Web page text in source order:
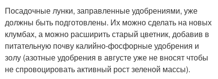
Посадочные лунки, заправленные удобрениями, уже
должны быть подготовлены. Их можно сделать на новых
клумбах, а можно расширить старый цветник, добавив в
питательную почву калийно-фосфорные удобрения и
золу (азотные удобрения в августе уже не вносят чтобы
не спровоцировать активный рост зеленой массы).